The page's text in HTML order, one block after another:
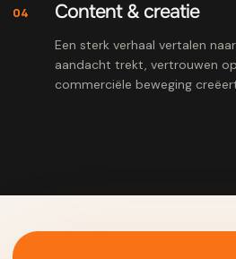
04 Content & creatie
Een sterk verhaal vertalen
aandacht trekt, vertrouwen
commerciële beweging